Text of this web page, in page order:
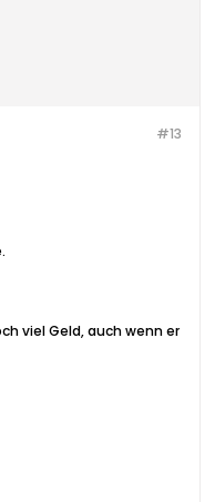
#13
viel Geld, auch wenn er